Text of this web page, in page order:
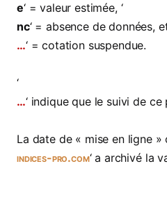
e‘ = valeur estimée, ‘
nc‘ = absence de données,
…‘ = cotation suspendue.
‘
…‘ indique que le suivi de
La date de « mise en ligne »
indices-pro.com‘ a archivé la